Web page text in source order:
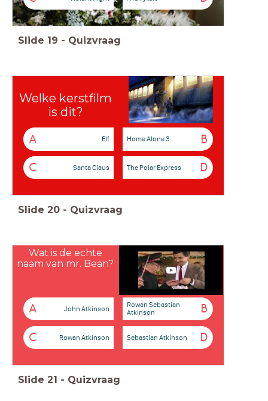
Slide 19 - Quizvraag
Welke kerstfilm
is dit?
A Elf B
Home Alone 3
C Santa Claus D
The Polar Express
Slide 20 - Quizvraag
Wat is de echte
naam van mr. Bean?
A John Atkinson B
Rowan Sebastian
Atkinson
C Rowan Atkinson D
Sebastian Atkinson
Slide 21 - Quizvraag